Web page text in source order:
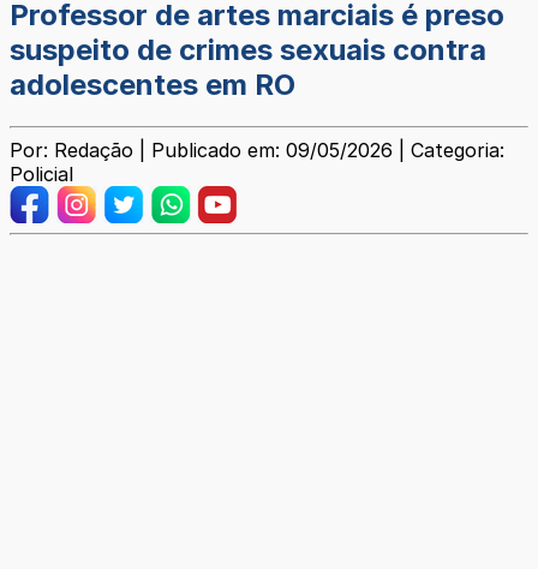
Professor de artes marciais é preso
suspeito de crimes sexuais contra
adolescentes em RO
Por: Redação | Publicado em: 09/05/2026 | Categoria:
Policial